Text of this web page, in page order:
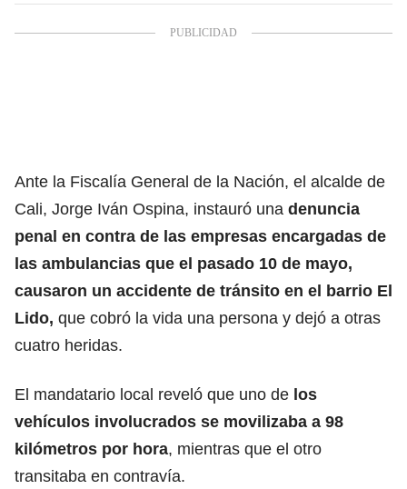
Ante la Fiscalía General de la Nación, el alcalde de
Cali, Jorge Iván Ospina, instauró una denuncia
penal en contra de las empresas encargadas de
las ambulancias que el pasado 10 de mayo,
causaron un accidente de tránsito en el barrio El
Lido, que cobró la vida una persona y dejó a otras
cuatro heridas.
El mandatario local reveló que uno de los
vehículos involucrados se movilizaba a 98
kilómetros por hora, mientras que el otro
transitaba en contravía.